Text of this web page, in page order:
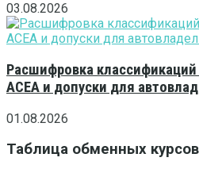
03.08.2026
Расшифровка
ACEA и допуски для
01.08.2026
Таблица обменных курсов